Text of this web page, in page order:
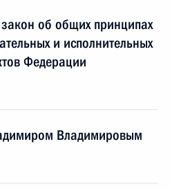
об общих принципах
и исполнительных
Федерации
Владимировым